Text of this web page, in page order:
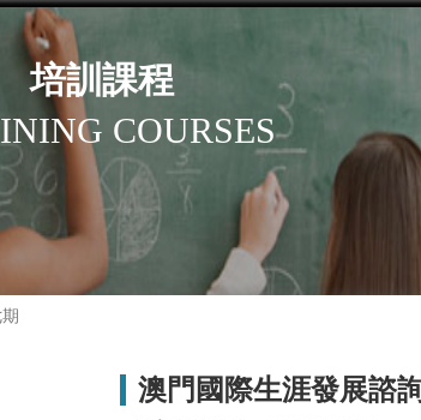
培訓課程
COURSES
澳門國際生涯發展諮